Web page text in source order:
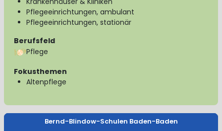
Pflegeeinrichtungen, ambulant
Pflegeeinrichtungen, stationär
Berufsfeld
Pflege
Fokusthemen
Altenpflege
Bernd-Blindow-Schulen Baden-Baden